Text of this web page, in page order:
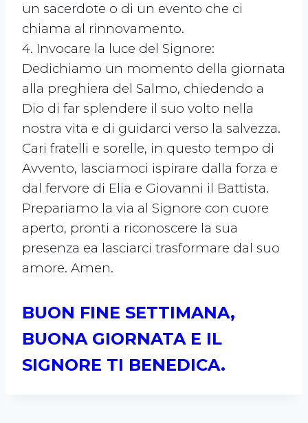
un sacerdote o di un evento che ci
chiama al rinnovamento.
4. Invocare la luce del Signore:
Dedichiamo un momento della giornata
alla preghiera del Salmo, chiedendo a
Dio di far splendere il suo volto nella
nostra vita e di guidarci verso la salvezza.
Cari fratelli e sorelle, in questo tempo di
Avvento, lasciamoci ispirare dalla forza e
dal fervore di Elia e Giovanni il Battista.
Prepariamo la via al Signore con cuore
aperto, pronti a riconoscere la sua
presenza ea lasciarci trasformare dal suo
amore. Amen.
BUON FINE SETTIMANA,
BUONA GIORNATA E IL
SIGNORE TI BENEDICA.